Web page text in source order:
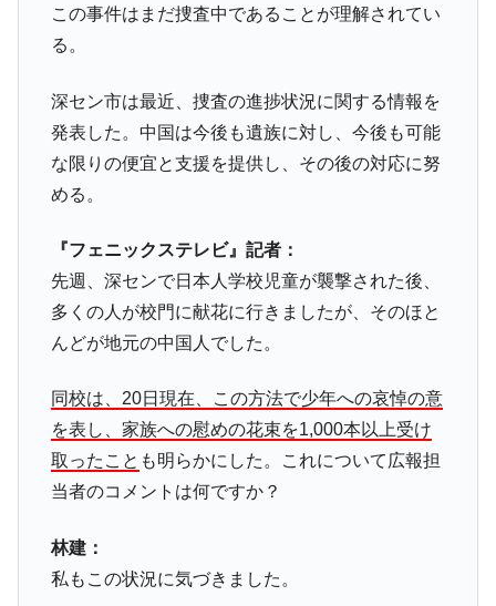
Fact1 セレクトセールの高額取引馬が稼いだ金額とは？
この事件はまだ捜査中であることが理解されてい
る。
深セン市は最近、捜査の進捗状況に関する情報を
発表した。中国は今後も遺族に対し、今後も可能
な限りの便宜と支援を提供し、その後の対応に努
める。
『フェニックステレビ』記者：
先週、深センで日本人学校児童が襲撃された後、
多くの人が校門に献花に行きましたが、そのほと
んどが地元の中国人でした。
同校は、20日現在、この方法で少年への哀悼の意
を表し、家族への慰めの花束を1,000本以上受け
取ったこと も明らかにした。これについて広報担
当者のコメントは何ですか？
林建：
私もこの状況に気づきました。